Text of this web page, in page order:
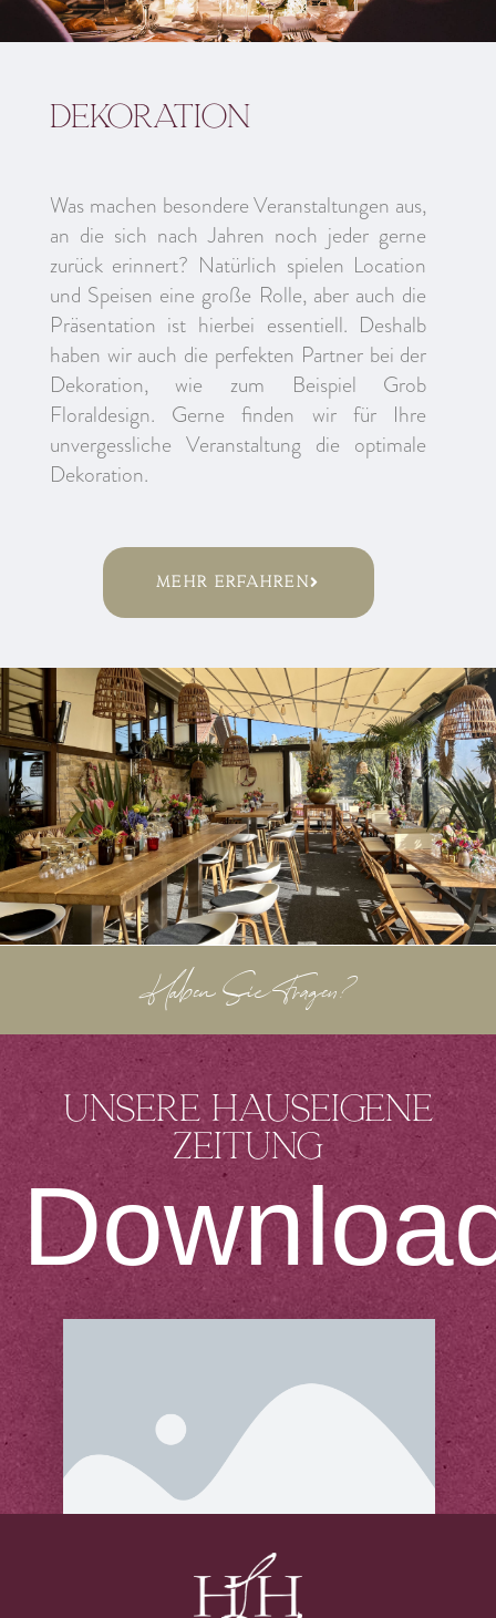
Dekoration
Was machen besondere Veranstaltungen aus,
an die sich nach Jahren noch jeder gerne
zurück erinnert? Natürlich spielen Location
und Speisen eine große Rolle, aber auch die
Präsentation ist hierbei essentiell. Deshalb
haben wir auch die perfekten Partner bei der
Dekoration, wie zum Beispiel Grob
Floraldesign. Gerne finden wir für Ihre
unvergessliche Veranstaltung die optimale
Dekoration.
Mehr Erfahren
Haben Sie Fragen?
Unsere hauseigene
Zeitung